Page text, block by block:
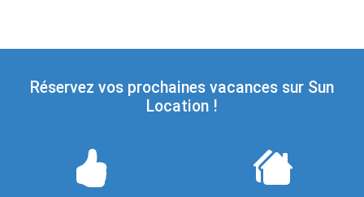
Réservez vos prochaines vacances sur Sun
Location !